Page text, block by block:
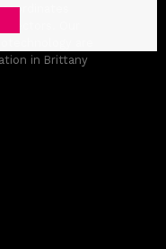
sectors. Our
in Brittany